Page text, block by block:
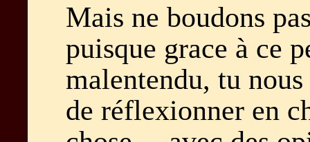
Mais ne boudons
puisque grace à ce
malentendu, tu
de réflexionner en